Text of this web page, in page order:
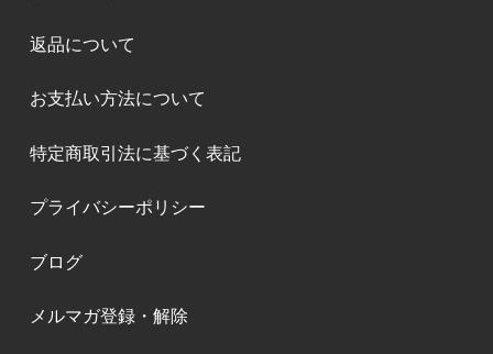
返品について
お支払い方法について
特定商取引法に基づく表記
プライバシーポリシー
ブログ
メルマガ登録・解除